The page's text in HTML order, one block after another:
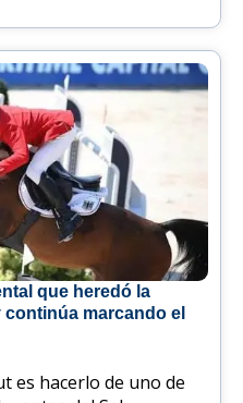
que heredó la
marcando el
es hacerlo de uno de